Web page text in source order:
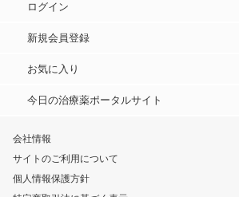
ログイン
新規会員登録
お気に入り
今日の治療薬ポータルサイト
会社情報
サイトのご利用について
個人情報保護方針